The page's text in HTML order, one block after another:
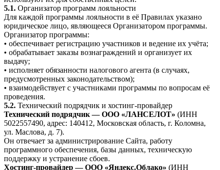
5.1. Организатор программ лояльности
Для каждой программы лояльности в её Правилах указано
юридическое лицо, являющееся Организатором программы.
Организатор программы:
• обеспечивает регистрацию участников и ведение их учёта;
• обрабатывает заказы вознаграждений и организует их
выдачу;
• исполняет обязанности налогового агента (в случаях,
предусмотренных законодательством);
• взаимодействует с участниками программы по вопросам её
проведения.
5.2. Технический подрядчик и хостинг-провайдер
Технический подрядчик — ООО «ЛАНСЕЛОТ» (ИНН
5022557490, адрес: 140412, Московская область, г. Коломна,
ул. Маслова, д. 7).
Он отвечает за администрирование Сайта, работу
программного обеспечения, базы данных, техническую
поддержку и устранение сбоев.
Хостинг-провайдер — ООО «Яндекс.Облако» (ИНН